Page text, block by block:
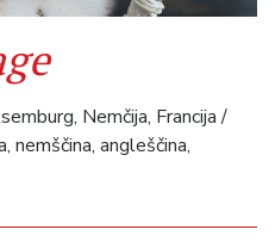
Nemčija, Francija /
nemščina, angleščina,